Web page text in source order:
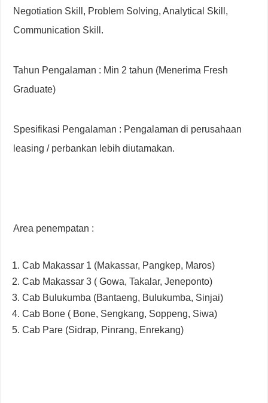
Negotiation Skill, Problem Solving, Analytical Skill,
Communication Skill.
Tahun Pengalaman : Min 2 tahun (Menerima Fresh
Graduate)
Spesifikasi Pengalaman : Pengalaman di perusahaan
leasing / perbankan lebih diutamakan.
Area penempatan :
Cab Makassar 1 (Makassar, Pangkep, Maros)
Cab Makassar 3 ( Gowa, Takalar, Jeneponto)
Cab Bulukumba (Bantaeng, Bulukumba, Sinjai)
Cab Bone ( Bone, Sengkang, Soppeng, Siwa)
Cab Pare (Sidrap, Pinrang, Enrekang)